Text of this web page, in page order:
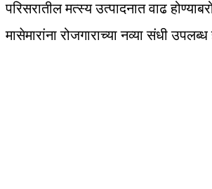
परिसरातील मत्स्य उत्पादनात वाढ
मासेमारांना रोजगाराच्या नव्या संधी